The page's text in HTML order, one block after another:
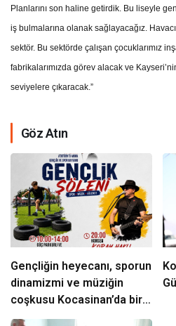
Planlarını son haline getirdik. Bu liseyle
iş bulmalarına olanak sağlayacağız.
sektör. Bu sektörde çalışan çocuklarımız
fabrikalarımızda görev alacak ve
seviyelere çıkaracak.”
Göz Atın
Gençliğin heyecanı, sporun
dinamizmi ve müziğin
coşkusu Kocasinan’da bir
araya geliyor!